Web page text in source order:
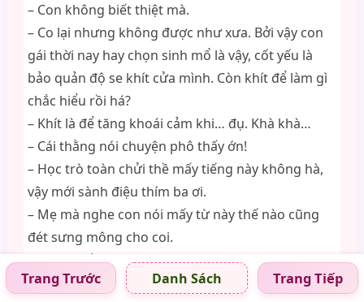
– Con không biết thiệt mà.
– Co lại nhưng không được như xưa. Bởi vậy con
gái thời nay hay chọn sinh mổ là vậy, cốt yếu là
bảo quản độ se khít cửa mình. Còn khít để làm gì
chắc hiểu rồi há?
– Khít là để tăng khoái cảm khi… đụ. Khà khà…
– Cái thằng nói chuyện phô thấy ớn!
– Học trò toàn chửi thề mấy tiếng này không hà,
vậy mới sành điệu thím ba ơi.
– Mẹ mà nghe con nói mấy từ này thế nào cũng
đét sưng mông cho coi.
– Chưa chắc!
– ??? – Nhi ngạc nhiên – Nói vậy là sao?
Trang Trước Danh Sách Trang Tiếp